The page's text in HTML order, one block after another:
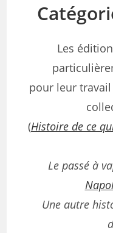
Les
pour leur
(Histoire de ce
Le passé à
Une autre